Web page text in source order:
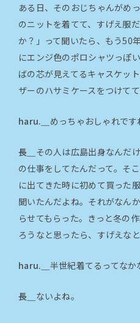
ある日、そのおじちゃんがめ
のニットを着てて、すげえ服
か？」って聞いたら、もう50
にエンジ色のポロシャツっぽ
ばの芯が見えてるキャスケッ
ザーのハサミケースをつけて
haru.＿ めっちゃおしゃれです
長＿ その人は広島出身なんだ
の仕事をしてたんだって。そ
に出てきた時に初めて買った
聞いたんだよね。それがなん
らせてもらった。きっと冬の
ろうなと思ったら、すげえな
haru.＿ 半世紀着てるってなか
長＿ ないよね。